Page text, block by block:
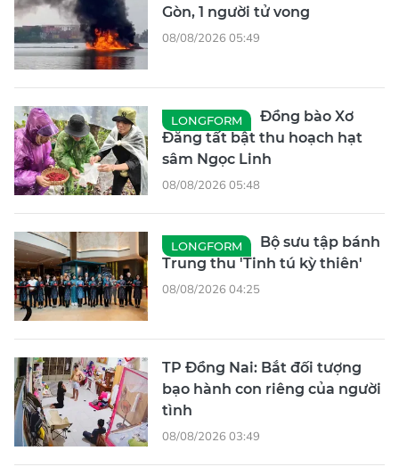
Gòn, 1 người tử vong
08/08/2026 05:49
LONGFORM
Đồng bào Xơ
Đăng tất bật thu hoạch hạt
sâm Ngọc Linh
08/08/2026 05:48
LONGFORM
Bộ sưu tập bánh
Trung thu 'Tinh tú kỳ thiên'
08/08/2026 04:25
TP Đồng Nai: Bắt đối tượng
bạo hành con riêng của người
tình
08/08/2026 03:49